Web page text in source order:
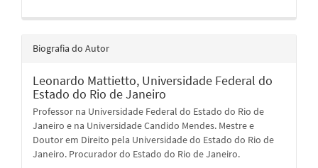
Biografia do Autor
Leonardo Mattietto, Universidade Federal do
Estado do Rio de Janeiro
Professor na Universidade Federal do Estado do Rio de
Janeiro e na Universidade Candido Mendes. Mestre e
Doutor em Direito pela Universidade do Estado do Rio de
Janeiro. Procurador do Estado do Rio de Janeiro.